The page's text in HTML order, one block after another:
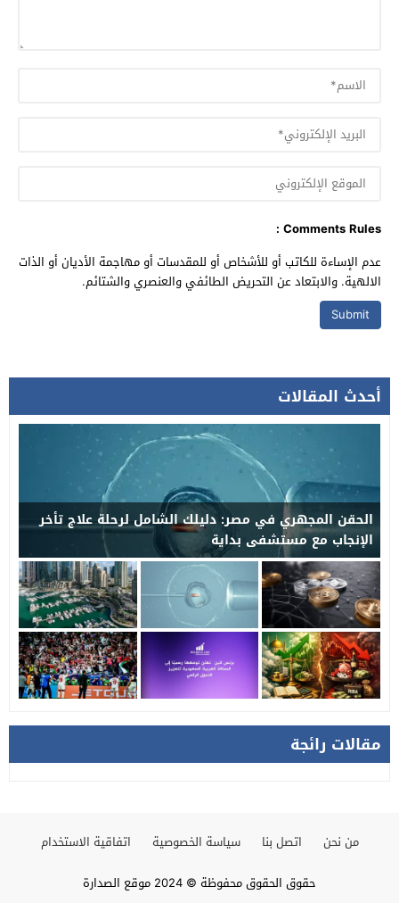
Comments Rules :
عدم الإساءة للكاتب أو للأشخاص أو للمقدسات أو مهاجمة الأديان أو الذات
الالهية. والابتعاد عن التحريض الطائفي والعنصري والشتائم.
أحدث المقالات
الحقن المجهري في مصر: دليلك الشامل لرحلة علاج تأخر
الإنجاب مع مستشفى بداية
مقالات رائجة
من نحن اتصل بنا سياسة الخصوصية
اتفاقية الاستخدام
حقوق الحقوق محفوظة © 2024 موقع الصدارة